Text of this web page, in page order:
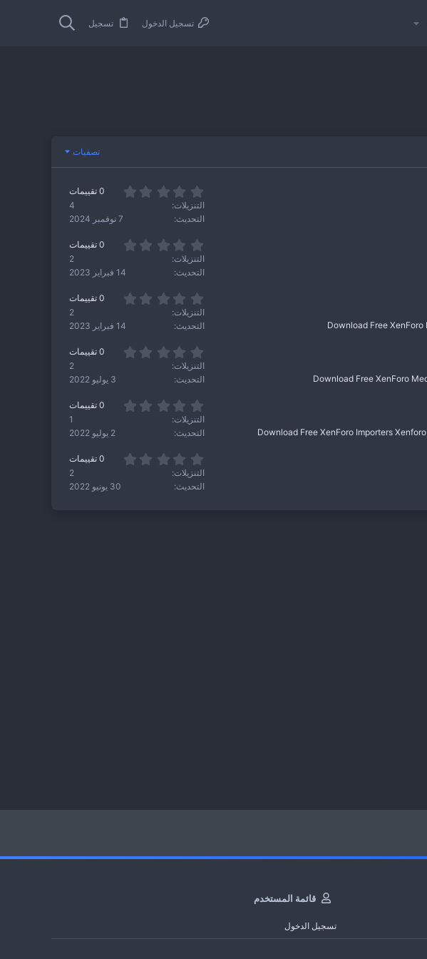
تسجيل الدخول تسجيل
تصفيات
0
0
م
0 تقييمات
التنزيلات
4
التحديث
7 نوفمبر 2024
0
0
م
0 تقييمات
التنزيلات
2
التحديث
14 فبراير 2023
0
0
م
0 تقييمات
التنزيلات
2
التحديث
14 فبراير 2023
0 تقييمات
التنزيلات
2
التحديث
3 يوليو 2022
م
0 تقييمات
التنزيلات
1
التحديث
2 يوليو 2022
0
0
0 تقييمات
التنزيلات
2
التحديث
30 يونيو 2022
قائمة المستخدم
تسجيل الدخول